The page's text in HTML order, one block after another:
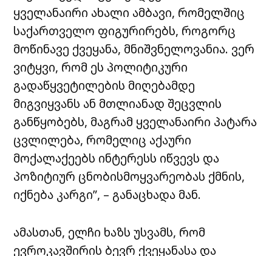
ყველანაირი ახალი ამბავი, რომელშიც
საქართველო ფიგურირებს, როგორც
მოწინავე ქვეყანა, მნიშვნელოვანია. ვერ
ვიტყვი, რომ ეს პოლიტიკური
გადაწყვეტილების მიღებამდე
მიგვიყვანს ან მთლიანად შეცვლის
განწყობებს, მაგრამ ყველანაირი პატარა
ცვლილება, რომელიც აქაური
მოქალაქეებს ინტერესს იწვევს და
პოზიტიურ ცნობისმოყვარეობას ქმნის,
იქნება კარგი”, – განაცხადა მან.
ამასთან, ელჩი ხაზს უსვამს, რომ
ევროკავშირის ბევრ ქვეყანასა და